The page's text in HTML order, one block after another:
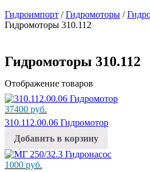
Гидроимпорт /Гидромоторы /
Гидромоторы 310.112
Гидромоторы 310.112
Отображение товаров
37400 руб.
310.112.00.06 Гидромотор
Добавить в корзину
1000 руб.